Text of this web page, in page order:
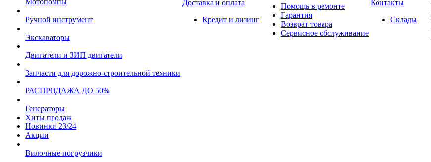
Мотопомпы
Ручной инструмент
Экскаваторы
Двигатели и ЗИП двигатели
Запчасти для дорожно-строительной техники
РАСПРОДАЖА ДО 50%
Генераторы
Хиты продаж
Новинки 23/24
Акции
Вилочные погрузчики
Доставка и оплата
Кредит и лизинг
Помощь в ремонте
Гарантия
Возврат товара
Сервисное обслуживание
Контакты
Склады